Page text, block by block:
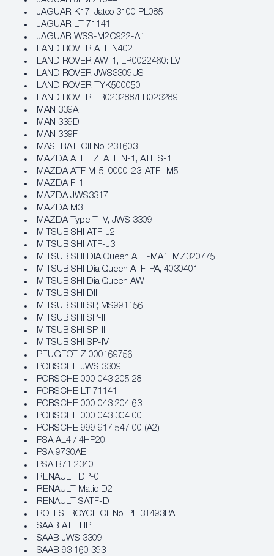
JAGUAR K17, Jatco 3100 PL085
JAGUAR LT 71141
JAGUAR WSS-M2C922-A1
LAND ROVER ATF N402
LAND ROVER AW-1, LR0022460: LV
LAND ROVER JWS3309US
LAND ROVER TYK500050
LAND ROVER LR023288/LR023289
MAN 339A
MAN 339D
MAN 339F
MASERATI Oil No. 231603
MAZDA ATF FZ, ATF N-1, ATF S-1
MAZDA ATF M-5, 0000-23-ATF -M5
MAZDA F-1
MAZDA JWS3317
MAZDA M3
MAZDA Type T-IV, JWS 3309
MITSUBISHI ATF-J2
MITSUBISHI ATF-J3
MITSUBISHI DIA Queen ATF-MA1, MZ320775
MITSUBISHI Dia Queen ATF-PA, 4030401
MITSUBISHI Dia Queen AW
MITSUBISHI DII
MITSUBISHI SP, MS991156
MITSUBISHI SP-II
MITSUBISHI SP-III
MITSUBISHI SP-IV
PEUGEOT Z 000169756
PORSCHE JWS 3309
PORSCHE 000 043 205 28
PORSCHE LT 71141
PORSCHE 000 043 204 63
PORSCHE 000 043 304 00
PORSCHE 999 917 547 00 (A2)
PSA AL4 / 4HP20
PSA 9730AE
PSA B71 2340
RENAULT DP-0
RENAULT Matic D2
RENAULT SATF-D
ROLLS_ROYCE Oil No. PL 31493PA
SAAB ATF HP
SAAB JWS 3309
SAAB 93 160 393